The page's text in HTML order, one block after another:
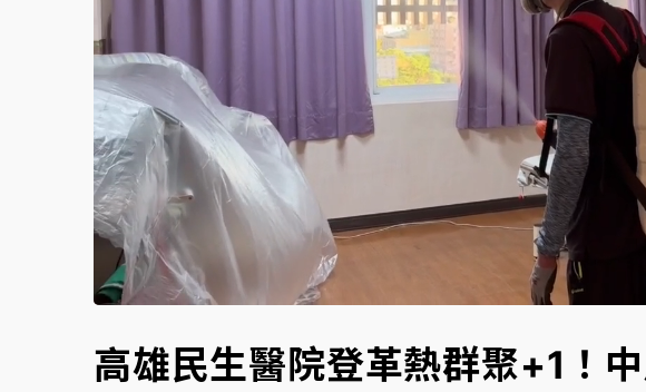
白海豚暴風圈逼近！新北淡水赫見龍捲風 榕樹連根拔起
中颱白海豚風雨來了！中部以北防豪雨 今晚、明天影響最劇烈
白海豚逼近！北市水門只出不進 未移置車輛最高罰4800＋拖吊
Unmute Loaded
100.00%
高雄民生醫院登革熱群聚+1！